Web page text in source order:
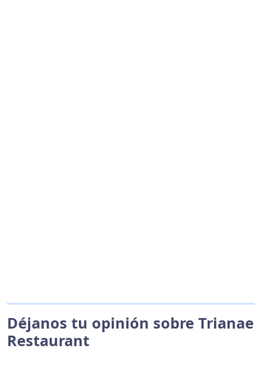
Déjanos tu opinión sobre Trianae
Restaurant